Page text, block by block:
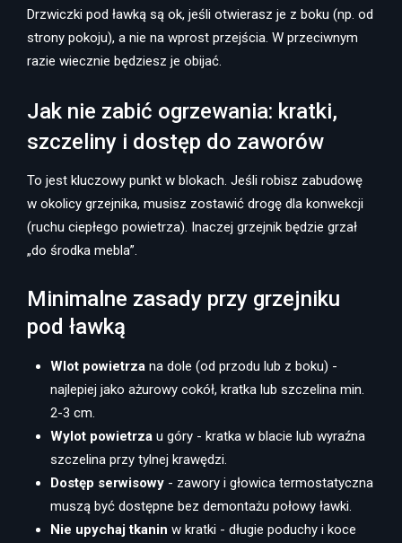
Drzwiczki pod ławką są ok, jeśli otwierasz je z boku (np. od
strony pokoju), a nie na wprost przejścia. W przeciwnym
razie wiecznie będziesz je obijać.
Jak nie zabić ogrzewania: kratki,
szczeliny i dostęp do zaworów
To jest kluczowy punkt w blokach. Jeśli robisz zabudowę
w okolicy grzejnika, musisz zostawić drogę dla konwekcji
(ruchu ciepłego powietrza). Inaczej grzejnik będzie grzał
„do środka mebla”.
Minimalne zasady przy grzejniku
pod ławką
Wlot powietrza na dole (od przodu lub z boku) -
najlepiej jako ażurowy cokół, kratka lub szczelina min.
2-3 cm.
Wylot powietrza u góry - kratka w blacie lub wyraźna
szczelina przy tylnej krawędzi.
Dostęp serwisowy - zawory i głowica termostatyczna
muszą być dostępne bez demontażu połowy ławki.
Nie upychaj tkanin w kratki - długie poduchy i koce